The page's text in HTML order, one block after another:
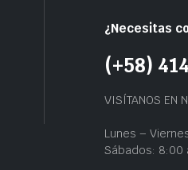
¿Necesitas
(+58)
VISÍTANOS EN
Lunes –
Sábados: 8:00